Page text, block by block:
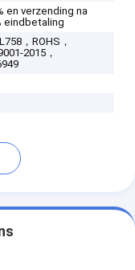
en verzending na
eindbetaling
，ROHS，
2015，